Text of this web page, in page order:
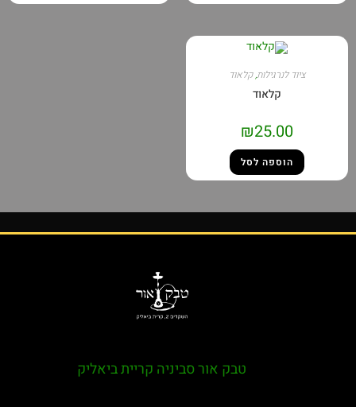
ציוד לנרגילות,קלאוד
קלאוד
₪25.00
הוספה לסל
טבק אור סביניה קריית ביאליק